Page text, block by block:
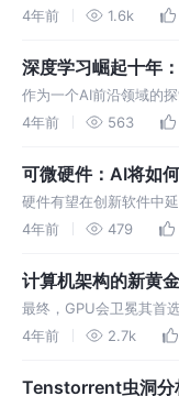
一的管理平台把所有的
4年前 1.6k
深度学习崛起十年
作为一个AI前沿领域的
转向似乎都能恰到好处
4年前 563
可微硬件：AI将如
硬件有望在创新软件中
和可定制的组件。希望
4年前 479
计算机架构的新黄
最终，GPU会卫冕其首
最终成为计算机架构新
4年前 2.7k
Tenstorrent虫洞分